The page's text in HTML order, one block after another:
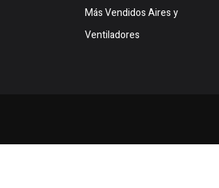
Más Vendidos Aires y
Ventiladores